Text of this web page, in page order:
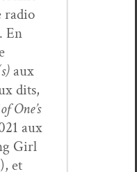
radio
En
aux
dits,
One’s
aux
Girl
et